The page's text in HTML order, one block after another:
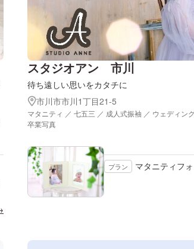
スタジオアン 市川
待ち遠しい思いをカタチに
市川市市川1丁目21-5
マタニティ ／ 七五三 ／ 成人式振袖 ／ ウェディン
卒業写真
プラン マタニティフ